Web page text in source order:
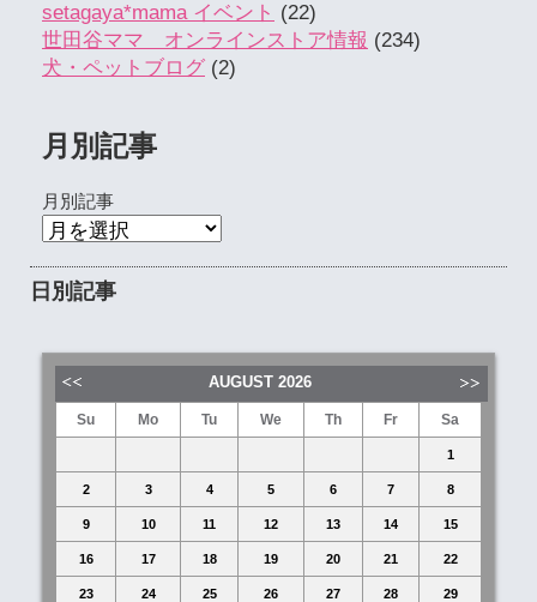
setagaya*mama イベント (22)
世田谷ママ オンラインストア情報 (234)
犬・ペットブログ (2)
月別記事
月別記事
日別記事
AUGUST 2026
Su Mo Tu We Th Fr Sa
1
2 3 4 5 6 7 8
9 10 11 12 13 14 15
16 17 18 19 20 21 22
23 24 25 26 27 28 29